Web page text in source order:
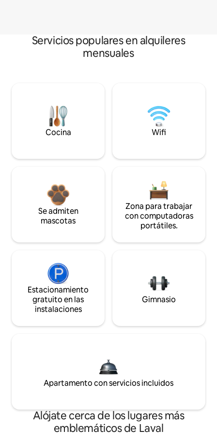
Servicios populares en alquileres
mensuales
Cocina Wifi
Se admiten
mascotas
Zona para trabajar
con computadoras
portátiles.
Estacionamiento
gratuito en las
instalaciones
Gimnasio
Apartamento con servicios incluidos
Alójate cerca de los lugares más
emblemáticos de Laval